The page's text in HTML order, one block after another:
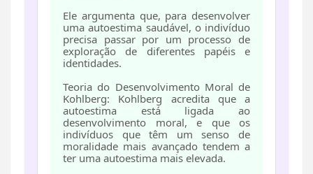
Ele argumenta que, para desenvolver
uma autoestima saudável, o indivíduo
precisa passar por um processo de
exploração de diferentes papéis e
identidades.
Teoria do Desenvolvimento Moral de
Kohlberg: Kohlberg acredita que a
autoestima está ligada ao
desenvolvimento moral, e que os
indivíduos que têm um senso de
moralidade mais avançado tendem a
ter uma autoestima mais elevada.